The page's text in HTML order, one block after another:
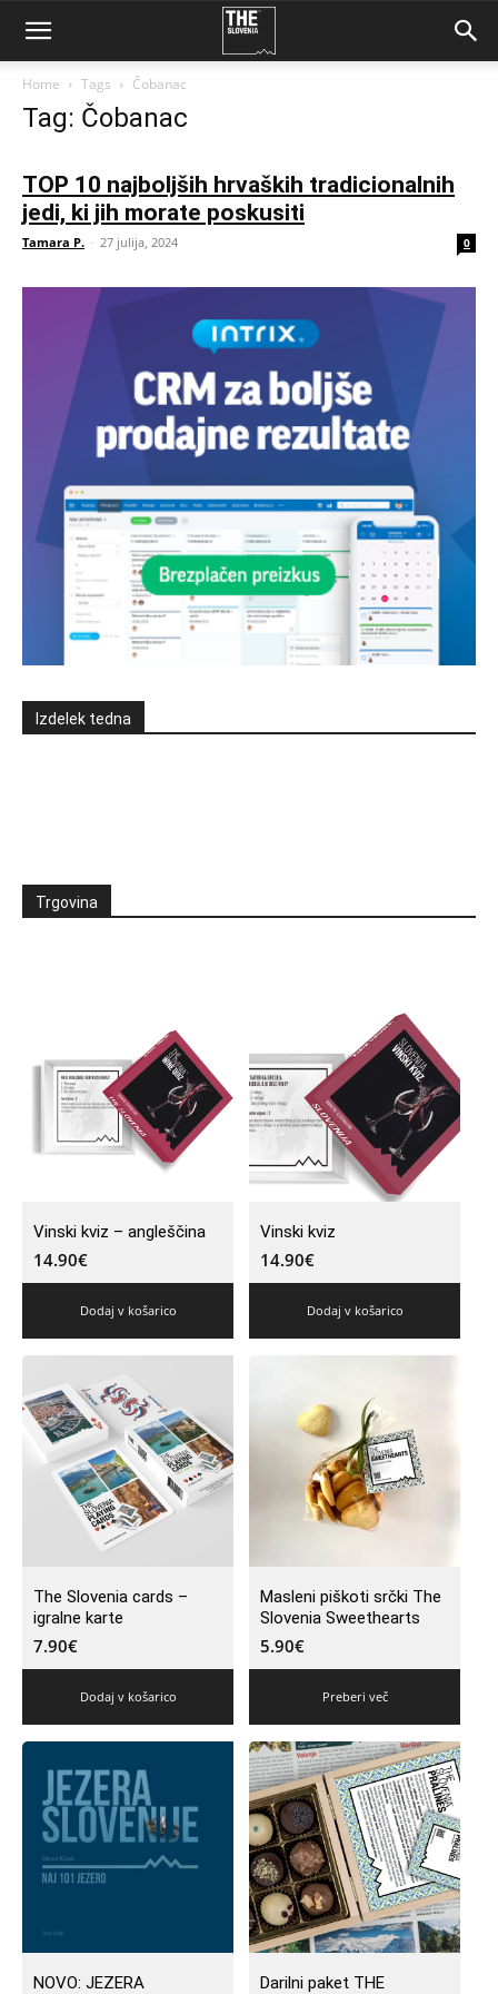
Home Tags Čobanac
Tag: Čobanac
TOP 10 najboljših hrvaških tradicionalnih
jedi, ki jih morate poskusiti
Tamara P. - 27 julija, 2024 0
Izdelek tedna
Trgovina
Vinski kviz – angleščina
14.90€
Dodaj v košarico
Vinski kviz
14.90€
Dodaj v košarico
The Slovenia cards –
igralne karte
7.90€
Dodaj v košarico
Masleni piškoti srčki The
Slovenia Sweethearts
5.90€
Preberi več
NOVO: JEZERA Darilni paket THE